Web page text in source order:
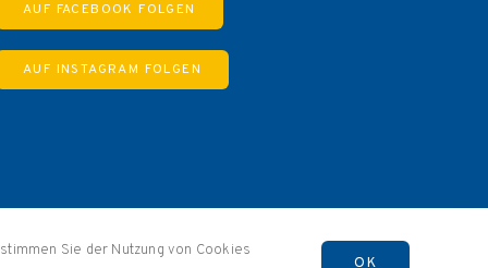
AUF FACEBOOK FOLGEN
AUF INSTAGRAM FOLGEN
Sie der Nutzung von Cookies
OK